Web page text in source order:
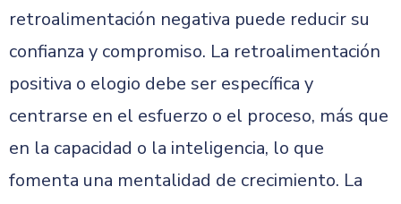
retroalimentación negativa puede reducir su
confianza y compromiso. La retroalimentación
positiva o elogio debe ser específica y
centrarse en el esfuerzo o el proceso, más que
en la capacidad o la inteligencia, lo que
fomenta una mentalidad de crecimiento. La